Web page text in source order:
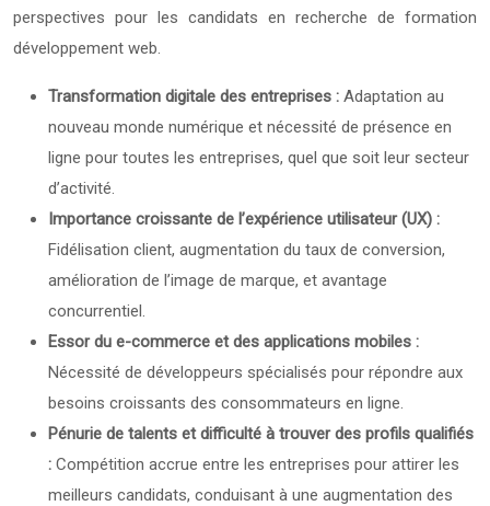
perspectives pour les candidats en recherche de formation
développement web.
Transformation digitale des entreprises : Adaptation au
nouveau monde numérique et nécessité de présence en
ligne pour toutes les entreprises, quel que soit leur secteur
d’activité.
Importance croissante de l’expérience utilisateur (UX) :
Fidélisation client, augmentation du taux de conversion,
amélioration de l’image de marque, et avantage
concurrentiel.
Essor du e-commerce et des applications mobiles :
Nécessité de développeurs spécialisés pour répondre aux
besoins croissants des consommateurs en ligne.
Pénurie de talents et difficulté à trouver des profils qualifiés
: Compétition accrue entre les entreprises pour attirer les
meilleurs candidats, conduisant à une augmentation des